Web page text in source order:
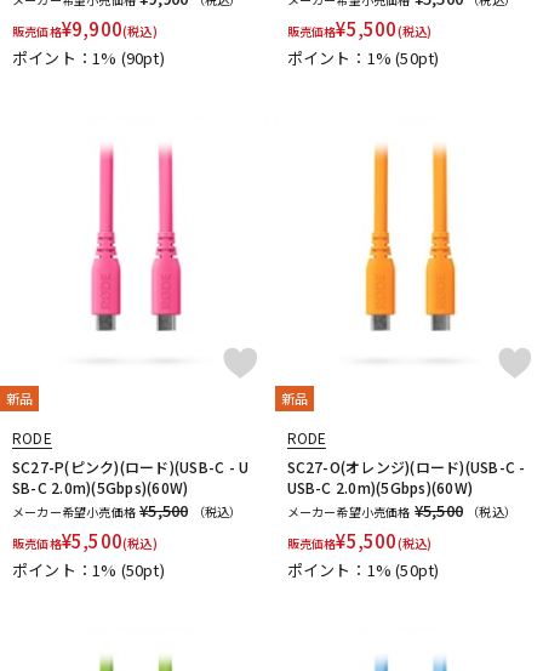
販売価格¥9,900(税込)
ポイント：1% (90pt)
販売価格¥5,500(税込)
ポイント：1%(50pt)
新品
RODE
SC27-P(ピンク)(ロード)(USB-C - U
SB-C 2.0m)(5Gbps)(60W)
メーカー希望小売価格 ¥5,500
（税込）
販売価格¥5,500(税込)
ポイント：1% (50pt)
新品
RODE
SC27-O(オレンジ)(ロード)(USB-C -
USB-C 2.0m)(5Gbps)(60W)
メーカー希望小売価格 ¥5,500
（税込）
販売価格¥5,500(税込)
ポイント：1%(50pt)